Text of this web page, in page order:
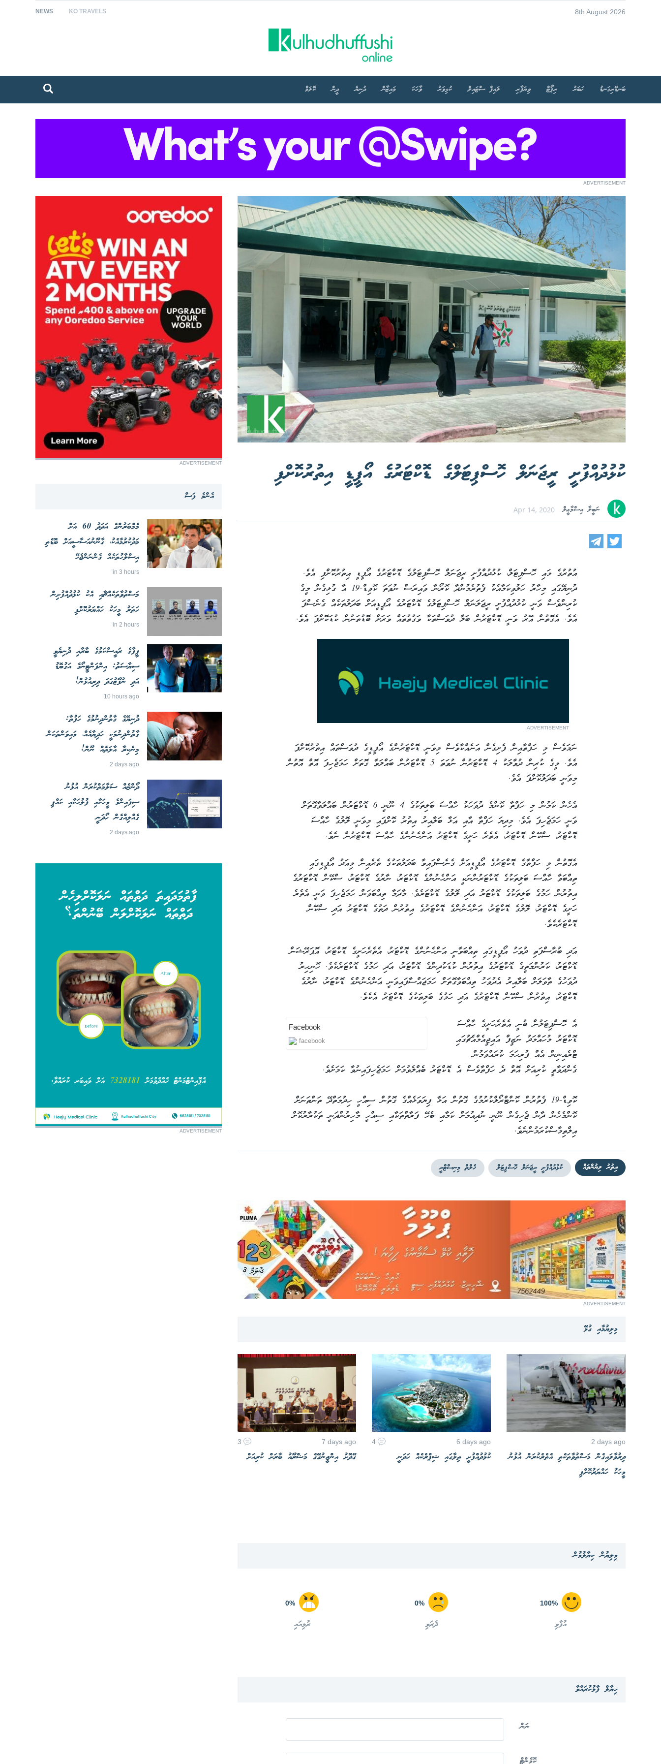
NEWS KO TRAVELS 8th August 2026
ބަނޑޭރިގަނޑު ޚަބަރު ރިޕޯޓް ވިޔަފާރި ލައިފް ސްޓައިލް ކުޅިވަރު ވާހަކަ މައިޒާން ދުނިޔެ ދީން ކޮލަމް
ADVERTISEMENT
ކުޅުދުއްފުށީ ރީޖަނަލް ހޮސްޕިޓަލްގެ ޑޮކްޓަރުގެ އޯޕީޑީ އިތުރުކޮށްފި
ނަބީލާ އިސްމާޢީލް Apr 14, 2020
އުތުރުގެ މައި ހޮސްޕިޓަލް، ކުޅުދުއްފުށީ ރީޖަނަލް ހޮސްޕިޓަލުގެ ޑޮކްޓަރުގެ އޯޕީޑީ އިތުރުކޮށްފި އެވެ.
ދުނިޔޭގައި މިހާރު ހަލުވިކަމާއެކު ފެތުރެމުންދާ ކޮރޯނާ ވައިރަސް ނުވަތަ ކޮވިޑް-19 އާ ގުޅިގެން މީގެ
ކުރިންވެސް ވަނީ ކުޅުދުއްފުށީ ރީޖަލަނަލް ހޮސްޕިޓަލުގެ ޑޮކްޓަރުގެ އޯޕީޑީއަށް ބަދަލުތަކެއް ގެނެސްފަ
އެވެ. އެގޮތުން އޭރު ވަނީ ޑޮކްޓަރުން ބަލާ ދުވަސްތަކާ ވަގުތުތައް ވަރަށް ބޮޑުތަނުން ކުޑަކޮށްފަ އެވެ.
ADVERTISEMENT
ނަމަވެސް މި ހަފްތާއިން ފެށިގެން އަނެއްކާވެސް މިވަނީ ޑޮކްޓަރުންގެ އޯފީޑީގެ ދުވަސްތައް އިތުރުކޮށްފަ
އެވެ. މީގެ ކުރިން ދުވާލަކު 4 ޑޮކްޓަރުން ނުވަތަ 5 ޑޮކްޓަރުން ބައްލަވާ ގޮތަށް ހަމަޖެހިފަ އޮތް އޮތުން
މިވަނީ ބަދަލުކޮށްފަ އެވެ.
އެހެން ކަމުން މި ހަފްތާ ކޮންމެ ދުވަހަކު ހާއްސަ ބަލިތަކުގެ 4 ނޫނީ 6 ޑޮކްޓަރުން ބައްލަވާގޮތަށް
ވަނީ ހަމަޖެހިފަ އެވެ. މިދިޔަ ހަފްތާ އާއި އަޅާ ބަލާއިރު އިތުރު ކޮށްފައި މިވަނީ ލޮލުގެ ހާއްސަ
ޑޮކްޓަރު، ސްކޭން ޑޮކްޓަރު، އެތެރެ ހަށީގެ ޑޮކްޓަރު އަންހެނުންގެ ހާއްސަ ޑޮކްޓަރުން ނެވެ.
އެގޮތުން މި ހަފްތާގެ ޑޮކްޓަރުގެ އޯޕީޑީއަށް ގެނެސްފައިވާ ބަދަލުތަކުގެ ތެރެއިން މިއަދު އޯޕީޑިގައި
ތިއްބަވާ ހާއްސަ ބަލިތަކުގެ ޑޮކްޓަރުންނަކީ އަންހެނުންގެ ޑޮކްޓަރު، ނާރުގެ ޑޮކްޓަރު، ސްކޭން ޑޮކްޓަރުގެ
އިތުރުން ހަމުގެ ބަލިތަކުގެ ޑޮކްޓަރު އަދި ލޮލުގެ ޑޮކްޓަރެވެ. މާދަމާ ތިއްބަވަން ހަމަޖެހިފަ ވަނީ އެތެރެ
ހަށީގެ ޑޮކްޓަރު، ލޮލުގެ ޑޮކްޓަރު، އަންހެނުންގެ ޑޮކްޓަރުގެ އިތުރުން ދަތުގެ ޑޮކްޓަރު އަދި ސްކޭން
ޑޮކްޓަރެކެވެ.
އަދި ބުރާސްފަތި ދުވަހު އޯޕީޑީގައި ތިއްބަވާނީ އަންހެނުންގެ ޑޮކްޓަރު، އެތެރެހަށީގެ ޑޮކްޓަރު، އޮޕަރޭޝަން
ޑޮކްޓަރު، ކަރުންމަތީގެ ޑޮކްޓަރުގެ އިތުރުން ކުޑަކުދިންގެ ޑޮކްޓަރު، އަދި ހަމުގެ ޑޮކްޓަރެކެވެ. ހޮނިހިރު
ދުވަހުގެ ތާވަލަށް ބަލާއިރު އެދުވަހު ތިއްބަވާގޮތަށް ހަމަޖައްސާފައިވަނީ އަންހެނުންގެ ޑޮކްޓަރު، ނާރުގެ
ޑޮކްޓަރު، އިތުރުން ސްކޭން ޑޮކްޓަރުގެ އަދި ހަމުގެ ބަލިތަކުގެ ޑޮކްޓަރު އެކެވެ.
Facebook
facebook
އެ ހޮސްޕިޓަލުން ބުނީ އެތެރެހަށީގެ ހާއްސަ
ޑޮކްޓަރު މުހައްމަދު ނަޒީފް އައިޖީއެމްއެޗުގައި
ޓްރެއިނިން އެއް ފުރިހަމަ ކުރައްވަމުން
ގެންދަވާތީ ކުރިއަށް އޮތް ދެ ހަފްތާވެސް އެ ޑޮކްޓަރު ބެއްލެވުމަށް ހަމަޖެހިފައިނުވާ ކަމަށެވެ.
ކޮވިޑް-19 ފެތުރުން ކޮންޓްރޯލްކުރުމުގެ ގޮތުން އަޅާ ފިޔަވަޅެއްގެ ގޮތުން ސިއްހީ ހިދުމަތްދޭ ތަންތަނަށް
ކޮންމެހެން ދާން ޖެހިގެން ނޫނީ ނުދިއުމަށް ކަމާއި ބެހޭ ފަރާތްތަކާއި ސިއްހީ މާހިރުންދަނީ ތަކުރާރުކޮށް
އިލްތިމާސްކުރަމުންނެވެ.
އިތުރު ލިޔުންތައް ކުޅުދުއްފުށީ ރީޖަނަލް ހޮސްޕިޓަލް ހެލްތް މިނިސްޓްރީ
ADVERTISEMENT
މިލިޔުމާއި ގުޅޭ
2 days ago
ދިރުވާލައިގެން މަސްތުވާތަކެތި އެތެރެކުރަން އުޅުނު
މީހަކު ހައްޔަރުކޮށްފި
6 days ago
4
ކުޅުދުއްފުށީ ތިލާގައި ޝިޕްރެކެއް ހަދަނީ
7 days ago
3
ގޭދޮށު އިންޖީނުގޭގެ މަޝްރޫއު ބާރަށް ކުރިއަށް
މިލިޔުން ކިޔާލުމުން
100%
އުފާވި
0%
ދެރަވި
0%
ރުޅިއައި
ހިޔާލް ފާޅުކުރައްވާ
ނަން
ކޮމެންޓް
ADVERTISEMENT
އެންމެ ފަސް
މެމްބަރުންގެ އަދަދު 60 އަށް
މަދުކުރުމާއެކު، ގާނޫނުއަސާސީއަށް ބޮޑެތި
އިސްލާހުތަކެއް ގެންނަންޖެހޭ
in 3 hours
މަސްތުވާތަކެއްޗާއި އެކު ކުޅުދުއްފުށިން
ހަތަރު މީހަކު ހައްޔަރުކޮށްފި
in 2 hours
ފީފާގެ ރައީސްކަމުގެ ބާރާއި ދުނިޔެވީ
ސިޔާސަތު: އިންފަންޓީނޯގެ އަގުބޮޑު
އަދި ނުފޫޒުގަދަ ދިރިއުޅުން!
10 hours ago
ދުނިޔޭގެ ގާތުންދިނުމުގެ ހަފުތާ:
ގާތުންދިނުމަކީ ހަދިޔާއެއް، މައިވަންތަކަން
މިނެކިރާ އާލަތެއް ނޫން!
2 days ago
ދޯންޏެއް ސަލާމަތްކުރަން އުޅުނު
ސިފައިންގެ މީހަކާއި ފުލުހަކާއި ކައްޕި
ގެއްލިއްގެން ހޯދަނީ
2 days ago
ADVERTISEMENT